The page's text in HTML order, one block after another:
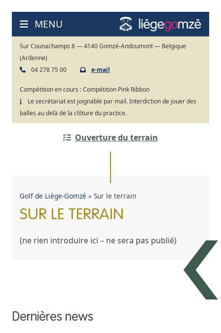
contenu
MENU
Sur Counachamps 8 — 4140 Gomzé-Andoumont — Belgique
(Ardenne)
04 278 75 00
e-mail
Compétition en cours :Compétition Pink Ribbon
Le secrétariat est joignable par mail. Interdiction de jouer des
balles au delà de la clôture du practice.
Ouverture du terrain
Golf de Liège-Gomzé » Sur le terrain
SUR LE TERRAIN
(ne rien introduire ici – ne sera pas publié)
Dernières news